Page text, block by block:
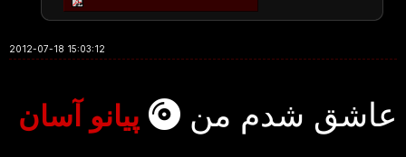
2012-07-18 15:03:12
عاشق شدم من پیانو آسان